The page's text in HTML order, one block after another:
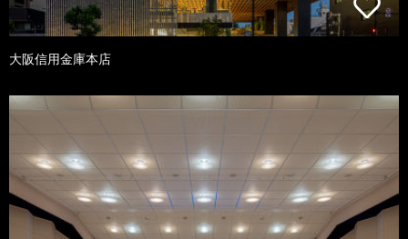
大阪信用金庫本店